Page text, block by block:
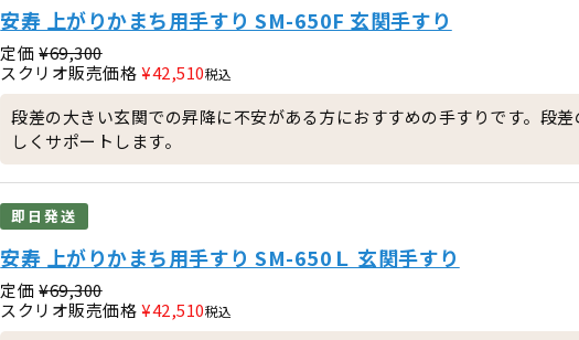
安寿 上がりかまち用手すり SM-650F 玄関手すり
定価 ¥69,300
スクリオ販売価格 ¥42,510税込
段差の大きい玄関での昇降に不安がある方におすすめの手すりです。段
しくサポートします。
即日発送
安寿 上がりかまち用手すり SM-650Ｌ 玄関手すり
定価 ¥69,300
スクリオ販売価格 ¥42,510税込